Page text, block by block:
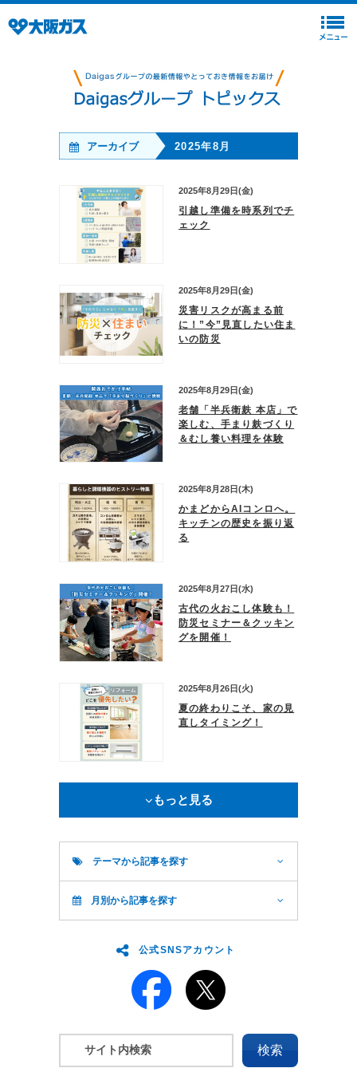
アーカイブ 2025年8月
2025年8月29日(金)
引越し準備を時系列でチ
ェック
2025年8月29日(金)
災害リスクが高まる前
に！”今”見直したい住ま
いの防災
2025年8月29日(金)
老舗「半兵衛麸 本店」で
楽しむ、手まり麸づくり
＆むし養い料理を体験
2025年8月28日(木)
かまどからAIコンロへ。
キッチンの歴史を振り返
る
2025年8月27日(水)
古代の火おこし体験も！
防災セミナー＆クッキン
グを開催！
2025年8月26日(火)
夏の終わりこそ、家の見
直しタイミング！
もっと見る
テーマから記事を探す
月別から記事を探す
公式SNSアカウント